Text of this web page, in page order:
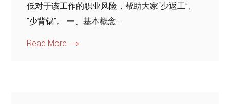
低对于该工作的职业风险，帮助大家“少返工”、
“少背锅”。 一、基本概念...
Read More